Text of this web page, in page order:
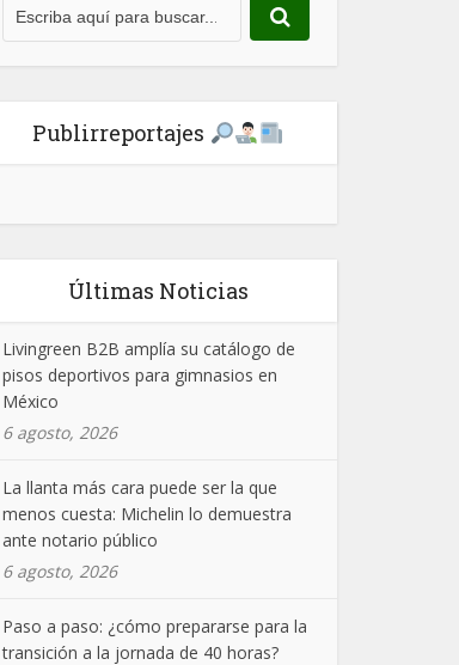
Publirreportajes
Últimas Noticias
Livingreen B2B amplía su catálogo de
pisos deportivos para gimnasios en
México
6 agosto, 2026
La llanta más cara puede ser la que
menos cuesta: Michelin lo demuestra
ante notario público
6 agosto, 2026
Paso a paso: ¿cómo prepararse para la
transición a la jornada de 40 horas?